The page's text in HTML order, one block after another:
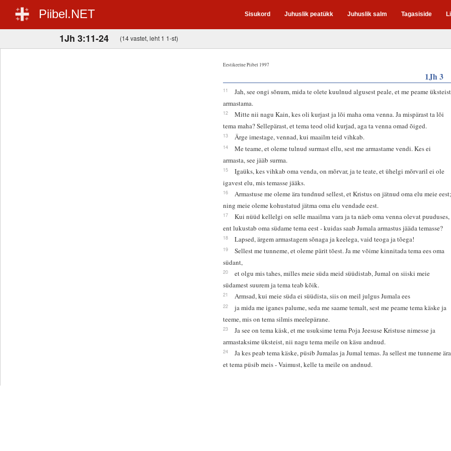
Piibel.NET Sisukord Juhuslik peatükk Juhuslik salm Tagasiside
1Jh 3:11-24 (14 vastet, leht 1 1-st)
Eestikeelne Piibel 1997
1Jh 3
11
Jah, see ongi sõnum, mida te olete kuulnud algusest peale, et me peame üksteist
armastama.
12
Mitte nii nagu Kain, kes oli kurjast ja lõi maha oma venna. Ja mispärast ta lõi
tema maha? Sellepärast, et tema teod olid kurjad, aga ta venna omad õiged.
13 Ärge imestage, vennad, kui maailm teid vihkab.
14
Me teame, et oleme tulnud surmast ellu, sest me armastame vendi. Kes ei
armasta, see jääb surma.
15
Igaüks, kes vihkab oma venda, on mõrvar, ja te teate, et ühelgi mõrvaril ei ole
igavest elu, mis temasse jääks.
16
Armastuse me oleme ära tundnud sellest, et Kristus on jätnud oma elu meie eest;
ning meie oleme kohustatud jätma oma elu vendade eest.
17
Kui nüüd kellelgi on selle maailma vara ja ta näeb oma venna olevat puuduses,
ent lukustab oma südame tema eest - kuidas saab Jumala armastus jääda temasse?
18 Lapsed, ärgem armastagem sõnaga ja keelega, vaid teoga ja tõega!
19
Sellest me tunneme, et oleme pärit tõest. Ja me võime kinnitada tema ees oma
südant,
20
et olgu mis tahes, milles meie süda meid süüdistab, Jumal on siiski meie
südamest suurem ja tema teab kõik.
21 Armsad, kui meie süda ei süüdista, siis on meil julgus Jumala ees
22
ja mida me iganes palume, seda me saame temalt, sest me peame tema käske ja
teeme, mis on tema silmis meelepärane.
23
Ja see on tema käsk, et me usuksime tema Poja Jeesuse Kristuse nimesse ja
armastaksime üksteist, nii nagu tema meile on käsu andnud.
24
Ja kes peab tema käske, püsib Jumalas ja Jumal temas. Ja sellest me tunneme
et tema püsib meis - Vaimust, kelle ta meile on andnud.